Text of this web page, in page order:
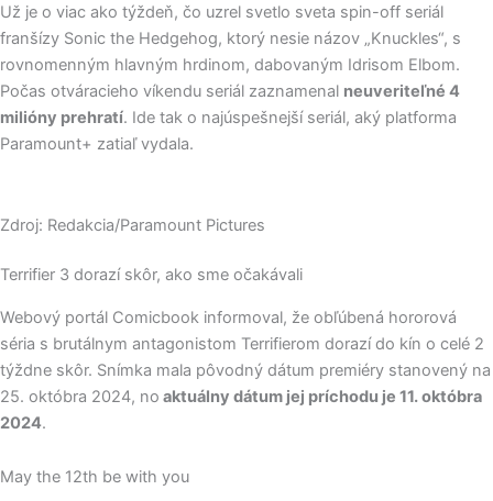
Už je o viac ako týždeň, čo uzrel svetlo sveta spin-off seriál
franšízy Sonic the Hedgehog, ktorý nesie názov „Knuckles“, s
rovnomenným hlavným hrdinom, dabovaným Idrisom Elbom.
Počas otváracieho víkendu seriál zaznamenal neuveriteľné 4
milióny prehratí. Ide tak o najúspešnejší seriál, aký platforma
Paramount+ zatiaľ vydala.
Zdroj: Redakcia/Paramount Pictures
Terrifier 3 dorazí skôr, ako sme očakávali
Webový portál Comicbook informoval, že obľúbená hororová
séria s brutálnym antagonistom Terrifierom dorazí do kín o celé 2
týždne skôr. Snímka mala pôvodný dátum premiéry stanovený na
25. októbra 2024, no aktuálny dátum jej príchodu je 11. októbra
2024.
May the 12th be with you